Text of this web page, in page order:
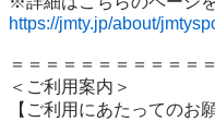
https://jmty.jp/about/
＝＝＝＝＝＝＝＝＝＝＝
＜ご利用案内＞
【ご利用にあたってのお